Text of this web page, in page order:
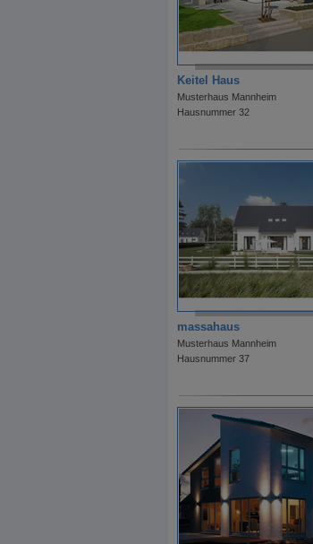
Keitel Haus
Musterhaus Mannheim
Hausnummer 32
massahaus
Musterhaus Mannheim
Hausnummer 37